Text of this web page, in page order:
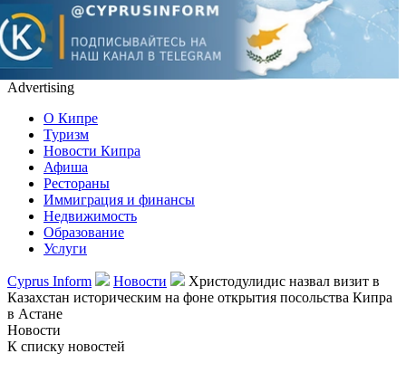
Advertising
О Кипре
Туризм
Новости Кипра
Афиша
Рестораны
Иммиграция и финансы
Недвижимость
Образование
Услуги
Cyprus Inform Новости
Христодулидис назвал визит в
Казахстан историческим на фоне открытия посольства Кипра
в Астане
Новости
К списку новостей